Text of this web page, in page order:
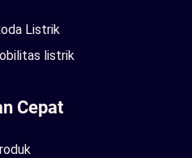
Listrik
listrik
Cepat